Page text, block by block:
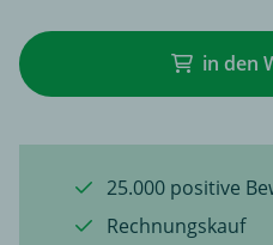
in den
25.000 positive
Rechnungskauf